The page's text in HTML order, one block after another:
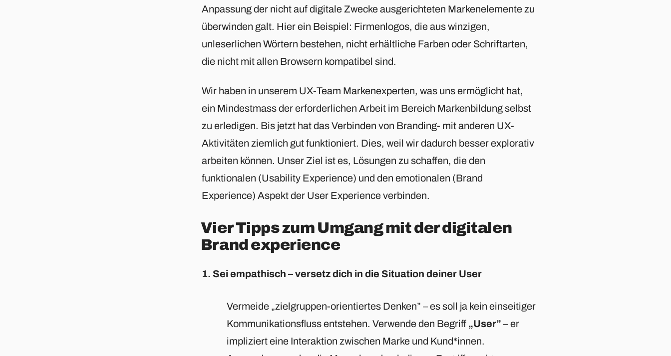
Anpassung der nicht auf digitale Zwecke ausgerichteten Markenelemente zu
überwinden galt. Hier ein Beispiel: Firmenlogos, die aus winzigen,
unleserlichen Wörtern bestehen, nicht erhältliche Farben oder Schriftarten,
die nicht mit allen Browsern kompatibel sind.
Wir haben in unserem UX-Team Markenexperten, was uns ermöglicht hat,
ein Mindestmass der erforderlichen Arbeit im Bereich Markenbildung selbst
zu erledigen. Bis jetzt hat das Verbinden von Branding- mit anderen UX-
Aktivitäten ziemlich gut funktioniert. Dies, weil wir dadurch besser explorativ
arbeiten können. Unser Ziel ist es, Lösungen zu schaffen, die den
funktionalen (Usability Experience) und den emotionalen (Brand
Experience) Aspekt der User Experience verbinden.
Vier Tipps zum Umgang mit der digitalen
Brand experience
1. Sei empathisch – versetz dich in die Situation deiner User
Vermeide „zielgruppen-orientiertes Denken” – es soll ja kein einseitiger
Kommunikationsfluss entstehen. Verwende den Begriff „User” – er
impliziert eine Interaktion zwischen Marke und Kund*innen.